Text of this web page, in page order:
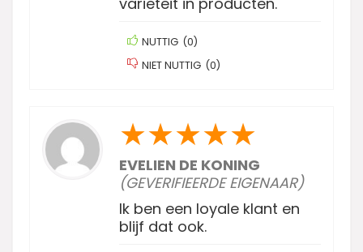
NUTTIG (0)
NIET NUTTIG (0)
★★★★★
EVELIEN DE KONING
(GEVERIFIEERDE EIGENAAR)
Ik ben een loyale klant en
blijf dat ook.